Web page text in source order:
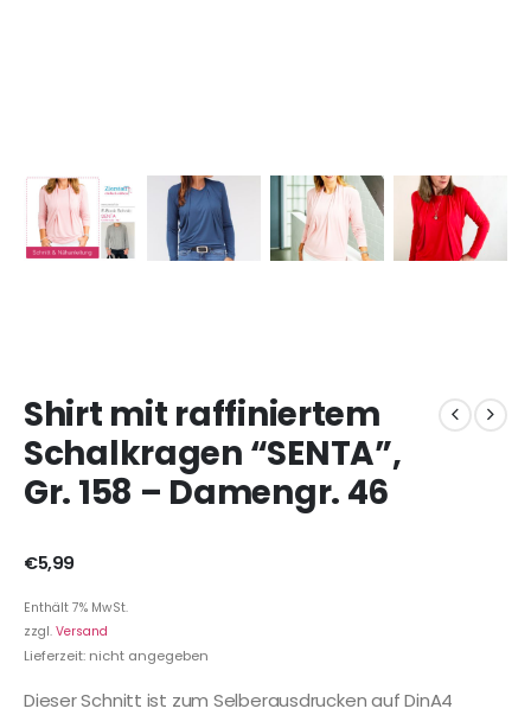
Shirt mit raffiniertem
Schalkragen “SENTA”,
Gr. 158 – Damengr. 46
€5,99
Enthält 7% MwSt.
zzgl. Versand
Lieferzeit: nicht angegeben
Dieser Schnitt ist zum Selberausdrucken auf DinA4